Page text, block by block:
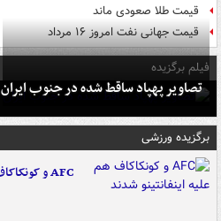
قیمت طلا صعودی ماند
قیمت جهانی نفت امروز ۱۶ مرداد
فیلم برگزیده
تصاویر پهپاد ساقط شده در جنوب ایران
برگزیده ورزشی
AFC و کونکاکاف هم علیه اینفانتینو شدند